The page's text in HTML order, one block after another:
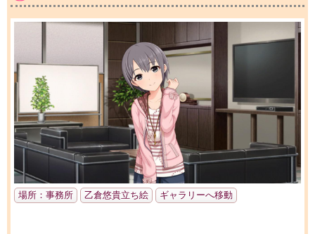
場所：事務所 乙倉悠貴立ち絵 ギャラリーへ移動